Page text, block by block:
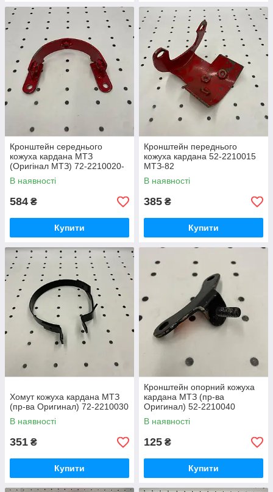
Кронштейн середнього
кожуха кардана МТЗ
(Оригінал МТЗ) 72-2210020-
А
В наявності
584 ₴
Купити
Кронштейн переднього
кожуха кардана 52-2210015
МТЗ-82
В наявності
385 ₴
Купити
Хомут кожуха кардана МТЗ
(пр-ва Оригинал) 72-2210030
В наявності
351 ₴
Купити
Кронштейн опорний кожуха
кардана МТЗ (пр-ва
Оригинал) 52-2210040
В наявності
125 ₴
Купити